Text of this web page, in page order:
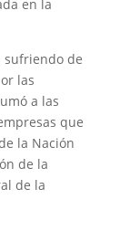
en la
sufriendo de
las
a las
que
la Nación
de la
de la